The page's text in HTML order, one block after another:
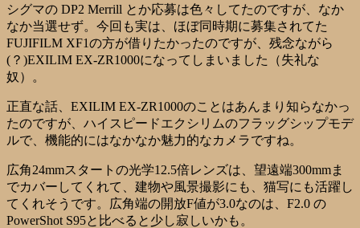
シグマの DP2 Merrill とか応募は色々してたのですが、なか
なか当選せず。今回も実は、ほぼ同時期に募集されてた
FUJIFILM XF1の方が借りたかったのですが、残念ながら
(？)EXILIM EX-ZR1000になってしまいました（失礼な
奴）。
正直な話、EXILIM EX-ZR1000のことはあんまり知らなかっ
たのですが、ハイスピードエクシリムのフラッグシップモデ
ルで、機能的にはなかなか魅力的なカメラですね。
広角24mmスタートの光学12.5倍レンズは、望遠端300mmま
でカバーしてくれて、建物や風景撮影にも、猫写にも活躍し
てくれそうです。広角端の開放F値が3.0なのは、F2.0 の
PowerShot S95と比べると少し寂しいかも。